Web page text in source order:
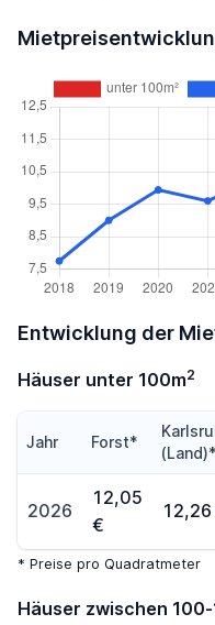
Entwicklung der
Häuser unter 100m2
Jahr Forst*
(Land)*
2026
12,05
€
* Preise pro Quadratmeter
Häuser zwischen 100-